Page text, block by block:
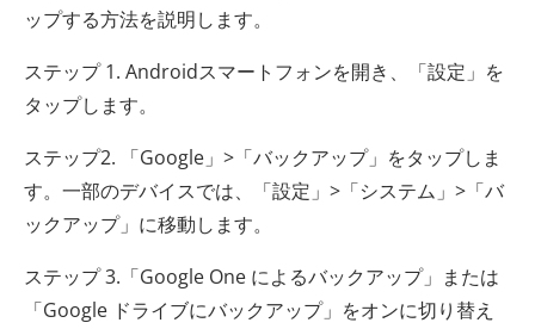
ップする方法を説明します。
ステップ 1. Androidスマートフォンを開き、「設定」を
タップします。
ステップ2. 「Google」>「バックアップ」をタップしま
す。一部のデバイスでは、「設定」>「システム」>「バ
ックアップ」に移動します。
ステップ 3.「Google One によるバックアップ」または
「Google ドライブにバックアップ」をオンに切り替え